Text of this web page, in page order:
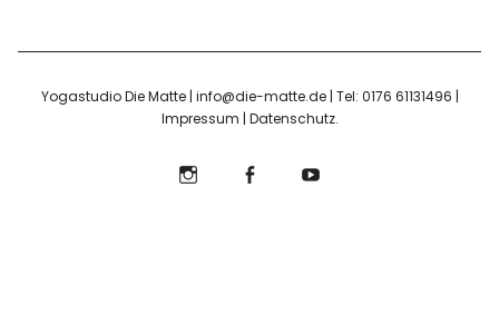
Yogastudio Die Matte | info@die-matte.de | Tel: 0176 61131496 |
Impressum | Datenschutz